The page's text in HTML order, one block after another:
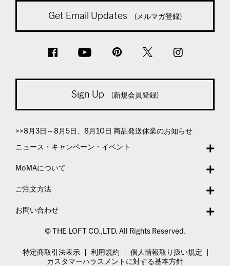
Get Email Updates (メルマガ登録)
Sign Up (新規会員登録)
>>8月3日～8月5日、8月10日 商品発送休業のお知らせ
ニュース・キャンペーン・イベント
MoMAについて
ご注文方法
お問い合わせ
© THE LOFT CO.,LTD. All Rights Reserved.
特定商取引法表示 利用規約
個人情報取り扱い規定
カスタマーハラスメントに対する基本方針